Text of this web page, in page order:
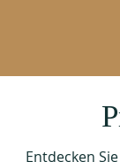
Entdecken